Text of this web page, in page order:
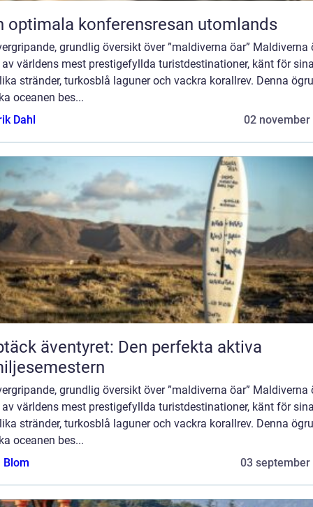
optimala konferensresan utomlands
grundlig översikt över ”maldiverna öar” Maldiverna
av världens mest prestigefyllda turistdestinationer, känt för
stränder, turkosblå laguner och vackra korallrev. Denna
oceanen bes...
Dahl
02 november
äventyret: Den perfekta aktiva
grundlig översikt över ”maldiverna öar” Maldiverna
av världens mest prestigefyllda turistdestinationer, känt för
stränder, turkosblå laguner och vackra korallrev. Denna
oceanen bes...
Blom
03 september